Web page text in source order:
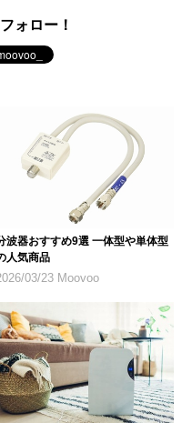
ォロー！
波器おすすめ9選 一体型や単体型
人気商品
03/23 Moovoo